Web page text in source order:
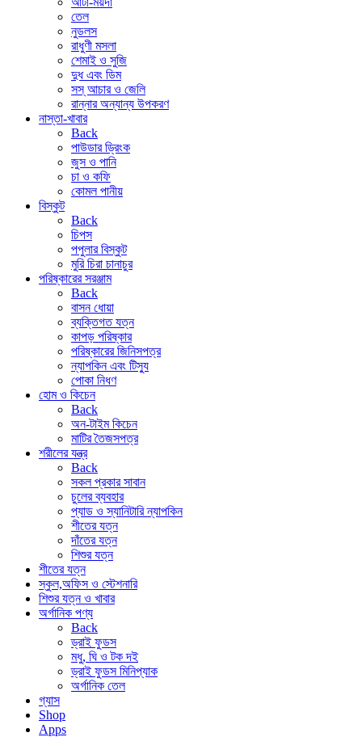
তেল
নুডলস
রাধুণী মসলা
শেমাই ও সুজি
দুধ এবং ডিম
সস্ আচার ও জেলি
রান্নার অন্যান্য উপকরণ
নাস্তা-খাবার
Back
পাউডার ড্রিংক
জুস ও পানি
চা ও কফি
কোমল পানীয়
বিস্কুট
Back
চিপস
পপুলার বিস্কুট
মুরি চিরা চানাচুর
পরিষ্কারের সরঞ্জাম
Back
বাসন ধোয়া
ব্যক্তিগত যত্ন
কাপড় পরিষ্কার
পরিষ্কারের জিনিসপত্র
ন্যাপকিন এবং টিস্যু
পোকা নিধণ
হোম ও কিচেন
Back
অন-টাইম কিচেন
মাটির তৈজসপত্র
শরীলের যন্ত্র
Back
সকল প্রকার সাবান
চুলের ব্যবহার
প্যাড ও স্যানিটারি ন্যাপকিন
শীতের যত্ন
দাঁতের যত্ন
শিশুর যত্ন
শীতের যত্ন
স্কুল,অফিস ও স্টেশনারি
শিশুর যত্ন ও খাবার
অর্গানিক পণ্য
Back
ড্রাই ফুডস
মধু, ঘি ও টক দই
ড্রাই ফুডস মিনিপ্যাক
অর্গানিক তেল
গ্যাস
Shop
Apps